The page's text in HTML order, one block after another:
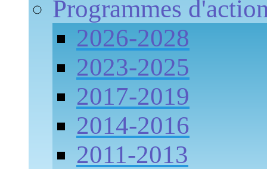
Programmes
2026-2028
2023-2025
2017-2019
2014-2016
2011-2013